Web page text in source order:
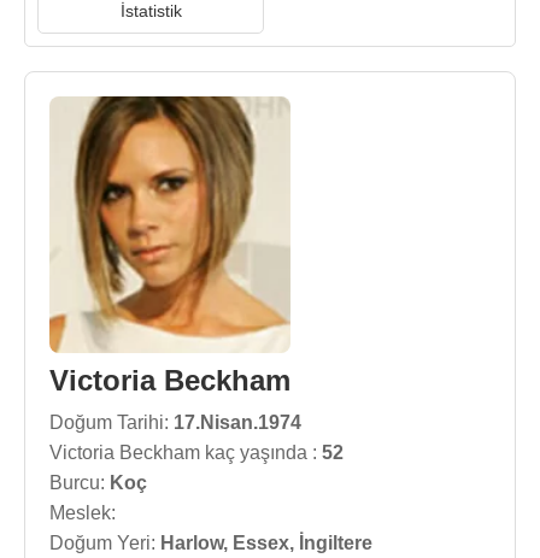
İstatistik
Victoria Beckham
Doğum Tarihi: 17.Nisan.1974
Victoria Beckham kaç yaşında : 52
Burcu: Koç
Meslek:
Doğum Yeri: Harlow, Essex, İngiltere